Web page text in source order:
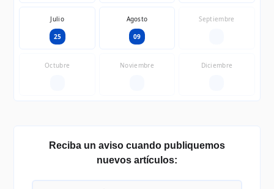
Julio
25
Agosto
09
Septiembre
Octubre Noviembre Diciembre
Reciba un aviso cuando publiquemos
nuevos artículos: